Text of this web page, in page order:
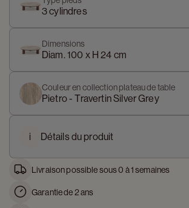
3 cylindres
Dimensions
Diam. 100 x H 24 cm
Couleur en collection plateau de table
Pietro - Travertin Silver Grey
i Détails du produit
Livraison possible sous 0 à 1 semaines
Garantie de 2 ans